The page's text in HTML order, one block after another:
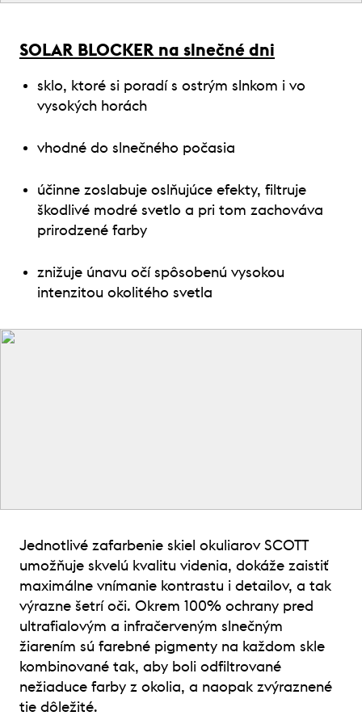
SOLAR BLOCKER na slnečné dni
sklo, ktoré si poradí s ostrým slnkom i vo
vysokých horách
vhodné do slnečného počasia
účinne zoslabuje oslňujúce efekty, filtruje
škodlivé modré svetlo a pri tom zachováva
prirodzené farby
znižuje únavu očí spôsobenú vysokou
intenzitou okolitého svetla
Jednotlivé zafarbenie skiel okuliarov SCOTT
umožňuje skvelú kvalitu videnia, dokáže zaistiť
maximálne vnímanie kontrastu i detailov, a tak
výrazne šetrí oči. Okrem 100% ochrany pred
ultrafialovým a infračerveným slnečným
žiarením sú farebné pigmenty na každom skle
kombinované tak, aby boli odfiltrované
nežiaduce farby z okolia, a naopak zvýraznené
tie dôležité.